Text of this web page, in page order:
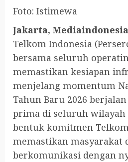
Foto: Istimewa
Jakarta,
Telkom Indonesia
bersama seluruh
memastikan kesiapan
menjelang momentum
Tahun Baru 2026
prima di seluruh wilayah
bentuk komitmen
memastikan masyarakat
berkomunikasi dengan